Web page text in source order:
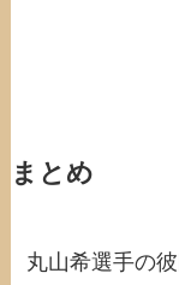
まとめ
丸山希選手の